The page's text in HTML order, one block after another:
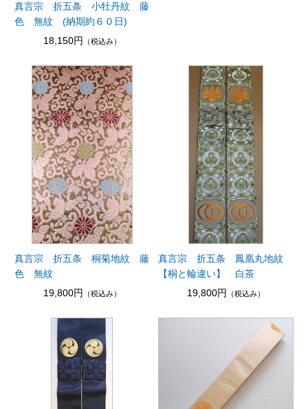
真言宗 折五条 小牡丹紋 藤
色 無紋 (納期約６０日)
18,150円
（税込み）
真言宗 折五条 桐菊地紋 藤
色 無紋
19,800円
（税込み）
真言宗 折五条 鳳凰丸地紋
【桐と輪違い】 白茶
19,800円
（税込み）